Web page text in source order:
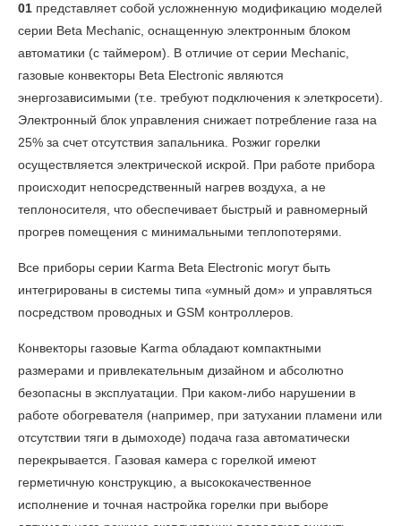
01 представляет собой усложненную модификацию моделей
серии Beta Mechanic, оснащенную электронным блоком
автоматики (с таймером). В отличие от серии Mechanic,
газовые конвекторы Beta Electronic являются
энергозависимыми (т.е. требуют подключения к элеткросети).
Электронный блок управления снижает потребление газа на
25% за счет отсутствия запальника. Розжиг горелки
осуществляется электрической искрой. При работе прибора
происходит непосредственный нагрев воздуха, а не
теплоносителя, что обеспечивает быстрый и равномерный
прогрев помещения с минимальными теплопотерями.
Все приборы серии Karma Beta Electronic могут быть
интегрированы в системы типа «умный дом» и управляться
посредством проводных и GSM контроллеров.
Конвекторы газовые Karma обладают компактными
размерами и привлекательным дизайном и абсолютно
безопасны в эксплуатации. При каком-либо нарушении в
работе обогревателя (например, при затухании пламени или
отсутствии тяги в дымоходе) подача газа автоматически
перекрывается. Газовая камера с горелкой имеют
герметичную конструкцию, а высококачественное
исполнение и точная настройка горелки при выборе